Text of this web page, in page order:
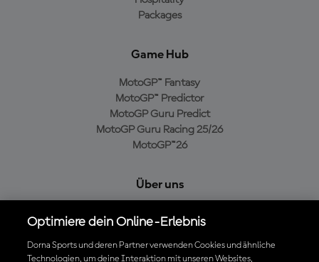
Packages
Game Hub
MotoGP™ Fantasy
MotoGP™ Predictor
MotoGP Guru Predict
MotoGP Guru Racing 25/26
MotoGP™26
Über uns
Cookie-Richtlinien
Geschäftsbedingungen
Optimiere dein Online-Erlebnis
Dorna Sports und deren Partner verwenden Cookies und ähnliche
Technologien, um deine Interaktion mit unseren Websites,